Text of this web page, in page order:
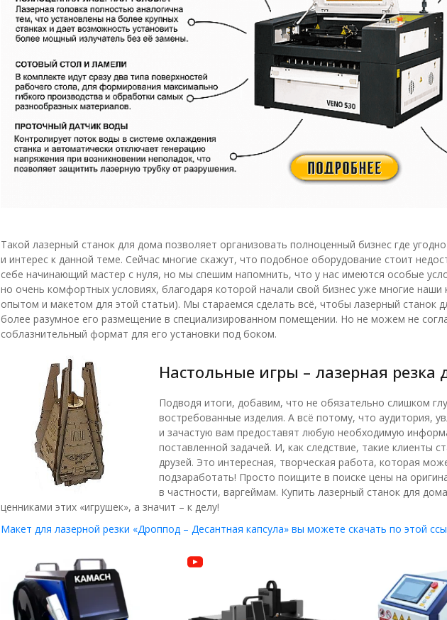
Такой лазерный станок для дома позволяет организовать полноценный бизнес где
и интерес к данной теме. Сейчас многие скажут, что подобное оборудование стоит
себе начинающий мастер с нуля, но мы спешим напомнить, что у нас имеются особые
но очень комфортных условиях, благодаря которой начали свой бизнес уже многие
опытом и макетом для этой статьи). Мы стараемся сделать всё, чтобы лазерный станок
более разумное его размещение в специализированном помещении. Но не можем не
соблазнительный формат для его установки под боком.
Настольные игры – лазерная резка
Подводя итоги, добавим, что не обязательно слишком
востребованные изделия. А всё потому, что аудитория,
и зачастую вам предоставят любую необходимую
поставленной задачей. И, как следствие, такие клиенты
друзей. Это интересная, творческая работа, которая
подзаработать! Просто поищите в поиске цены на
в частности, варгеймам. Купить лазерный станок для
ценниками этих «игрушек», а значит – к делу!
Макет для лазерной резки «Дроппод – Десантная капсула» вы можете скачать по этой